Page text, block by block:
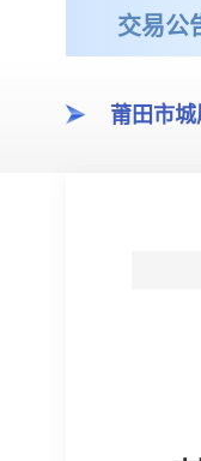
交易公
莆田市